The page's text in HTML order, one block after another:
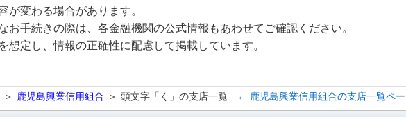
が変わる場合があります。
お手続きの際は、各金融機関の公式情報もあわせてご確認ください。
想定し、情報の正確性に配慮して掲載しています。
鹿児島興業信用組合 頭文字「く」の支店一覧 ← 鹿児島興業信用組合の支店一覧ペ